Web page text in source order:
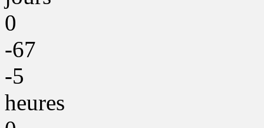
0
-67
-5
heures